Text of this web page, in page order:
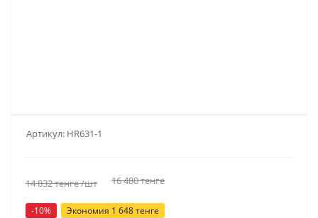
Артикул: HR631-1
14 832тенге/шт 16 480тенге
-10% Экономия 1 648тенге